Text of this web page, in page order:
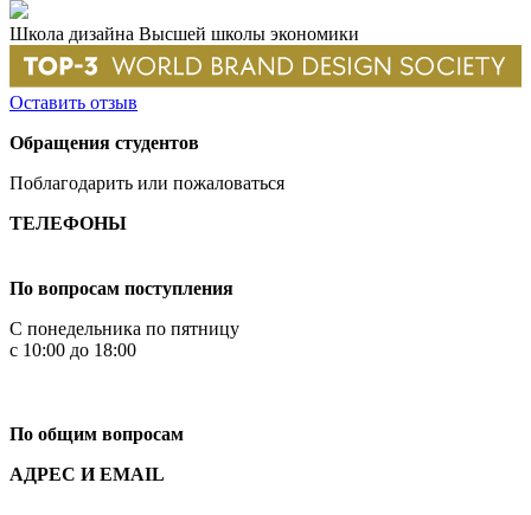
Школа дизайна Высшей школы экономики
Оставить отзыв
Обращения студентов
Поблагодарить или пожаловаться
ТЕЛЕФОНЫ
По вопросам поступления
С понедельника по пятницу
с 10:00 до 18:00
По общим вопросам
АДРЕС И EMAIL